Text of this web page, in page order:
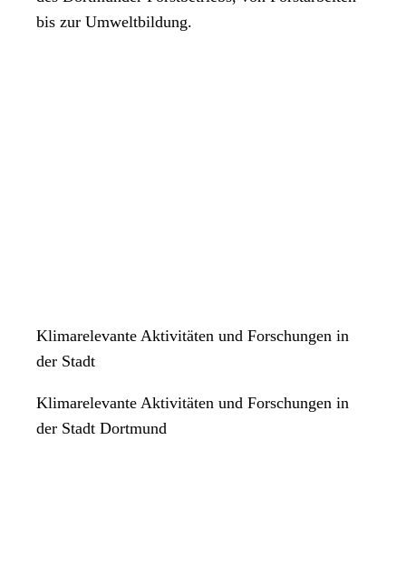
bis zur Umweltbildung.
Klimarelevante Aktivitäten und Forschungen in
der Stadt
Klimarelevante Aktivitäten und Forschungen in
der Stadt Dortmund